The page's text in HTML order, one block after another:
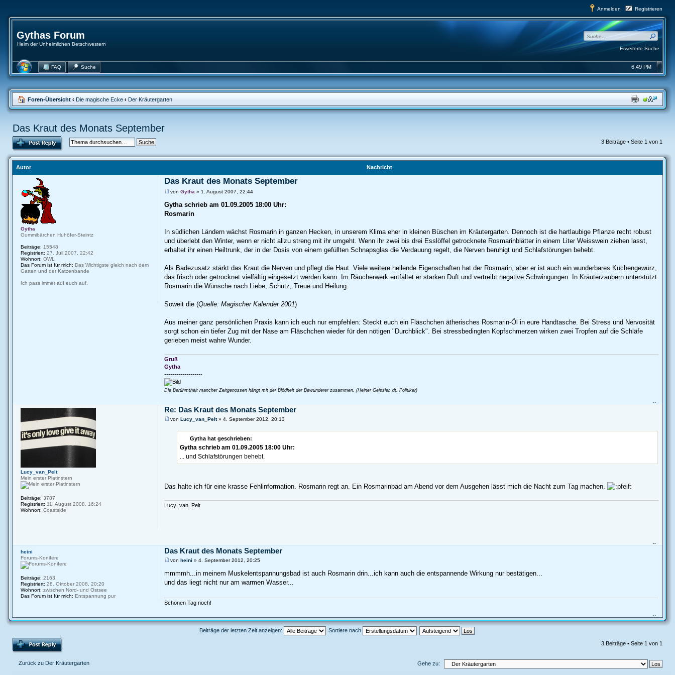
Anmelden Registrieren
Gythas Forum
Heim der Unheimlichen Betschwestern
Erweiterte Suche
FAQ Suche 6:49 PM
Foren-Übersicht ‹ Die magische Ecke ‹ Der Kräutergarten
Das Kraut des Monats September
3 Beiträge • Seite 1 von 1
Autor Nachricht
Das Kraut des Monats September
von Gytha » 1. August 2007, 22:44
Gytha schrieb am 01.09.2005 18:00 Uhr:
Rosmarin
In südlichen Ländern wächst Rosmarin in ganzen Hecken, in unserem Klima eher in kleinen Büschen im Kräutergarten. Dennoch ist die hartlaubige Pflanze recht robust
und überlebt den Winter, wenn er nicht allzu streng mit ihr umgeht. Wenn ihr zwei bis drei Esslöffel getrocknete Rosmarinblätter in einem Liter Weisswein ziehen lasst,
erhaltet ihr einen Heiltrunk, der in der Dosis von einem gefüllten Schnapsglas die Verdauung regelt, die Nerven beruhigt und Schlafstörungen behebt.
Als Badezusatz stärkt das Kraut die Nerven und pflegt die Haut. Viele weitere heilende Eigenschaften hat der Rosmarin, aber er ist auch ein wunderbares Küchengewürz,
das frisch oder getrocknet vielfältig eingesetzt werden kann. Im Räucherwerk entfaltet er starken Duft und vertreibt negative Schwingungen. In Kräuterzaubern unterstützt
Rosmarin die Wünsche nach Liebe, Schutz, Treue und Heilung.
Soweit die (Quelle: Magischer Kalender 2001)
Aus meiner ganz persönlichen Praxis kann ich euch nur empfehlen: Steckt euch ein Fläschchen ätherisches Rosmarin-Öl in eure Handtasche. Bei Stress und Nervosität
sorgt schon ein tiefer Zug mit der Nase am Fläschchen wieder für den nötigen "Durchblick". Bei stressbedingten Kopfschmerzen wirken zwei Tropfen auf die Schläfe
gerieben meist wahre Wunder.
Gruß
Gytha
-------------------
Die Berühmtheit mancher Zeitgenossen hängt mit der Blödheit der Bewunderer zusammen. (Heiner Geissler, dt. Politiker)
Gytha
Gummibärchen Huhöfer-Steintz
Beiträge: 15548
Registriert: 27. Juli 2007, 22:42
Wohnort: OWL
Das Forum ist für mich: Das Wichtigste gleich nach dem
Gatten und der Katzenbande
Ich pass immer auf euch auf.
Re: Das Kraut des Monats September
von Lucy_van_Pelt» 4. September 2012, 20:13
Gytha hat geschrieben:
Gytha schrieb am 01.09.2005 18:00 Uhr:
... und Schlafstörungen behebt.
Das halte ich für eine krasse Fehlinformation. Rosmarin regt an. Ein Rosmarinbad am Abend vor dem Ausgehen lässt mich die Nacht zum Tag machen.
Lucy_van_Pelt
Lucy_van_Pelt
Mein erster Platinstern
Beiträge: 3787
Registriert: 11. August 2008, 16:24
Wohnort: Coastside
Das Kraut des Monats September
von heini » 4. September 2012, 20:25
mmmmh...in meinem Muskelentspannungsbad ist auch Rosmarin drin...ich kann auch die entspannende Wirkung nur bestätigen...
und das liegt nicht nur am warmen Wasser...
Schönen Tag noch!
heini
Forums-Konifere
Beiträge: 2163
Registriert: 28. Oktober 2008, 20:20
Wohnort: zwischen Nord- und Ostsee
Das Forum ist für mich: Entspannung pur
Beiträge der letzten Zeit anzeigen: Sortiere nach
3 Beiträge • Seite 1 von 1
Zurück zu Der Kräutergarten Gehe zu: